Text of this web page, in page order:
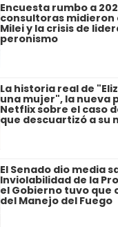
Encuesta rumbo a
consultoras midieron
Milei y la crisis de
peronismo
La historia real de
una mujer", la nueva
Netflix sobre el caso
que descuartizó a su
El Senado dio media
Inviolabilidad de la
el Gobierno tuvo que
del Manejo del Fuego